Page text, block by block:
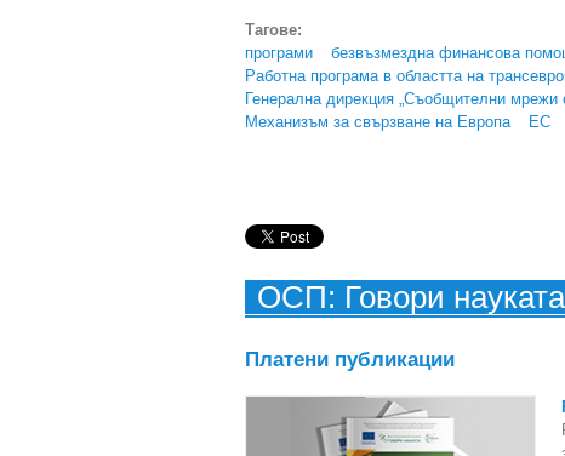
Тагове:
програми
безвъзмездна финансова
Работна програма в областта на
Генерална дирекция „Съобщителни мрежи
Механизъм за свързване на Европа
ЕС
ОСП: Говори науката
Платени публикации